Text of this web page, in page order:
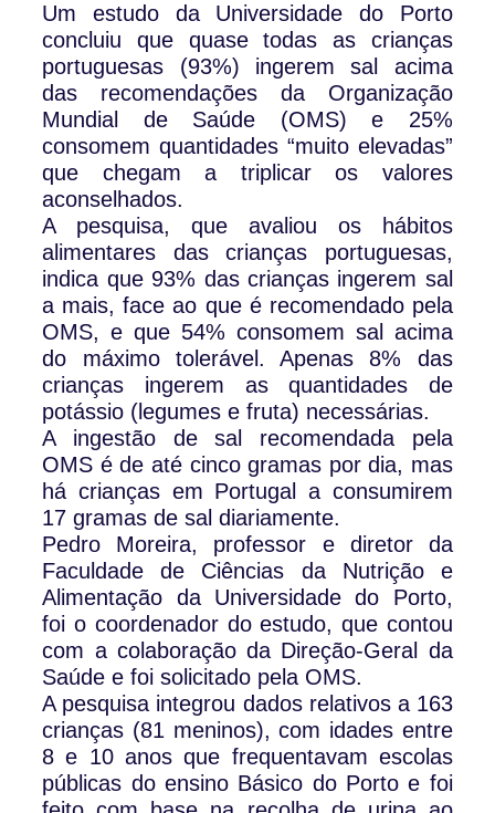
Um estudo da Universidade do Porto
concluiu que quase todas as crianças
portuguesas (93%) ingerem sal acima
das recomendações da Organização
Mundial de Saúde (OMS) e 25%
consomem quantidades “muito elevadas”
que chegam a triplicar os valores
aconselhados.
A pesquisa, que avaliou os hábitos
alimentares das crianças portuguesas,
indica que 93% das crianças ingerem sal
a mais, face ao que é recomendado pela
OMS, e que 54% consomem sal acima
do máximo tolerável. Apenas 8% das
crianças ingerem as quantidades de
potássio (legumes e fruta) necessárias.
A ingestão de sal recomendada pela
OMS é de até cinco gramas por dia, mas
há crianças em Portugal a consumirem
17 gramas de sal diariamente.
Pedro Moreira, professor e diretor da
Faculdade de Ciências da Nutrição e
Alimentação da Universidade do Porto,
foi o coordenador do estudo, que contou
com a colaboração da Direção-Geral da
Saúde e foi solicitado pela OMS.
A pesquisa integrou dados relativos a 163
crianças (81 meninos), com idades entre
8 e 10 anos que frequentavam escolas
públicas do ensino Básico do Porto e foi